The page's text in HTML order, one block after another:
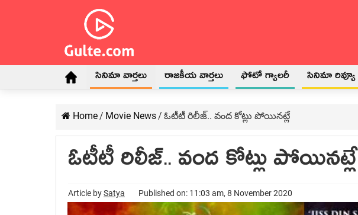
సినిమా వార్తలు రాజకీయ వార్తలు ఫోటో గ్యాలరీ సినిమా రివ్యూ
Home/ Movie News/ ఓటీటీ రిలీజ్.. వంద కోట్లు పోయినట్లే
ఓటీటీ రిలీజ్.. వంద కోట్లు పోయినట్లే
Article bySatya Published on: 11:03 am, 8 November 2020